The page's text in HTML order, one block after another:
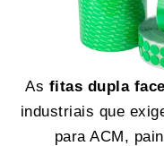
As fitas dupla face
industriais que
para ACM,